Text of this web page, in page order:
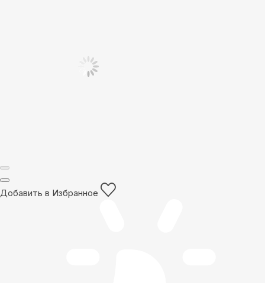
Добавить в Избранное